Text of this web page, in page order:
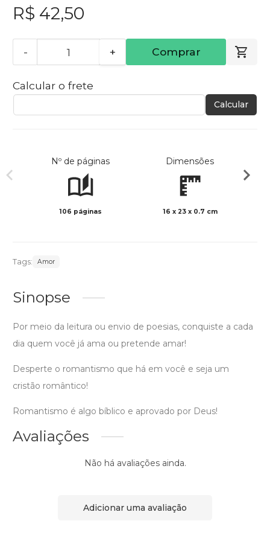
R$ 42,50
- + Comprar
Calcular o frete
Calcular
Nº de páginas
106 páginas
Dimensões
16 x 23 x 0.7 cm
Tags: Amor
Sinopse
Por meio da leitura ou envio de poesias, conquiste a cada
dia quem você já ama ou pretende amar!
Desperte o romantismo que há em você e seja um
cristão romântico!
Romantismo é algo bíblico e aprovado por Deus!
Avaliações
Não há avaliações ainda.
Adicionar uma avaliação